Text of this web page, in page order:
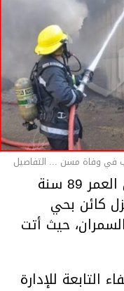
في وفاة مسن ... التفاصيل
توفي يوم أمس مسن يبلغ من العمر 89 سنة
كائن بحي
السمران، حيث أتت
التابعة للإدارة